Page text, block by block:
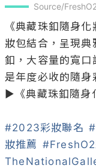
Source/
《典藏珠釦隨身
妝包結合，呈現典
釦，大容量的寬口
是年度必收的隨身
▶《典藏珠釦隨
#2023彩妝聯名
妝推薦